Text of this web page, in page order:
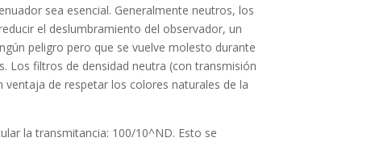
sea esencial. Generalmente neutros, los
el deslumbramiento del observador, un
peligro pero que se vuelve molesto durante
Los filtros de densidad neutra (con transmisión
ventaja de respetar los colores naturales de la
la transmitancia: 100/10^ND. Esto se